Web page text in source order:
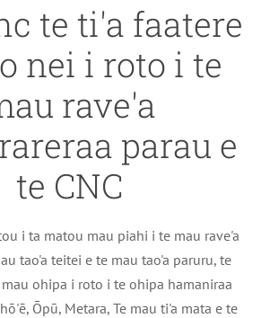
te ti'a faatere
nei i roto i te
rave'a
parau e
te CNC
i ta matou mau piahi i te mau rave'a
tao'a teitei e te mau tao'a paruru, te
mau ohipa i roto i te ohipa hamaniraa
Ōpū, Metara, Te mau ti'a mata e te